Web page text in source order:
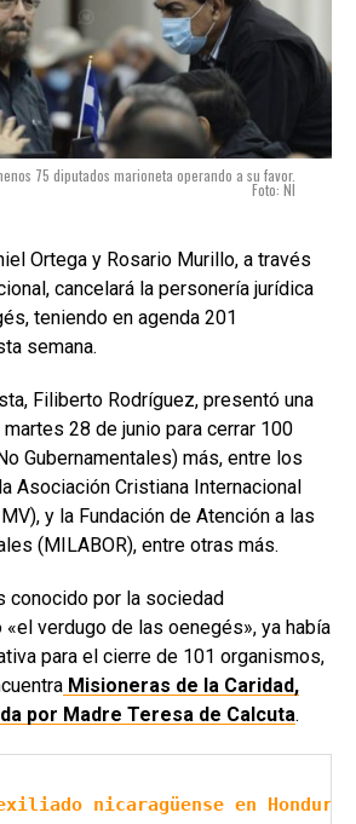
75 diputados marioneta operando a su favor.
Foto: NI
Ortega y Rosario Murillo, a través
cancelará la personería jurídica
teniendo en agenda 201
semana.
Filiberto Rodríguez, presentó una
28 de junio para cerrar 100
Gubernamentales) más, entre los
Asociación Cristiana Internacional
y la Fundación de Atención a las
(MILABOR), entre otras más.
conocido por la sociedad
verdugo de las oenegés», ya había
para el cierre de 101 organismos,
Misioneras de la Caridad,
por Madre Teresa de Calcuta.
nicaragüense en Honduras